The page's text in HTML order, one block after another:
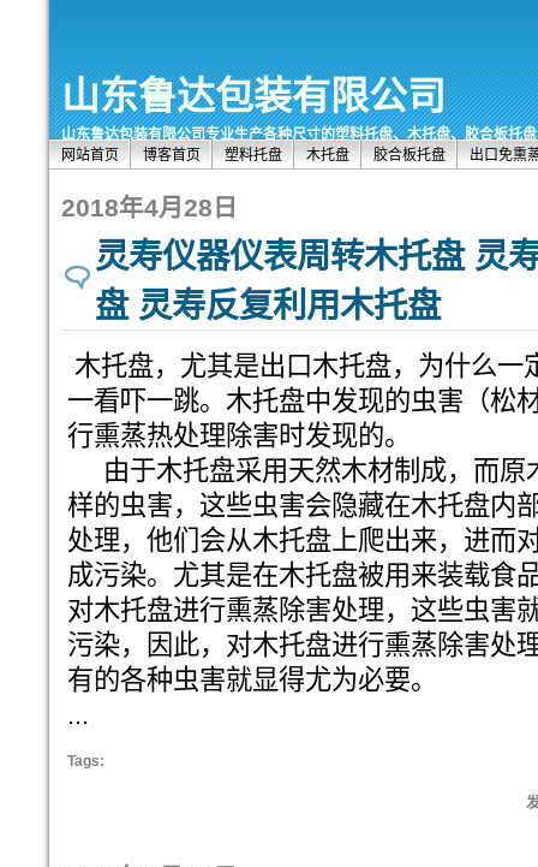
山东鲁达包装有限公司
山东鲁达包装有限公司专业生产各种尺寸的塑料托盘、木托盘、胶合板
网站首页
博客首页 塑料托盘 木托盘 胶合板托盘 出口免熏
2018年4月28日
灵寿仪器仪表周转木托盘 灵
盘 灵寿反复利用木托盘
木托盘，尤其是出口木托盘，为什么一
一看吓一跳。木托盘中发现的虫害（松
行熏蒸热处理除害时发现的。
由于木托盘采用天然木材制成，而原
样的虫害，这些虫害会隐藏在木托盘内
处理，他们会从木托盘上爬出来，进而
成污染。尤其是在木托盘被用来装载食
对木托盘进行熏蒸除害处理，这些虫害
污染，因此，对木托盘进行熏蒸除害处
有的各种虫害就显得尤为必要。
...
Tags: